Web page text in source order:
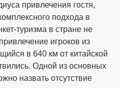
привлечения гостя,
подхода в
туризма в стране не
игроков из
в 640 км от китайской
Одной из основных
назвать отсутствие